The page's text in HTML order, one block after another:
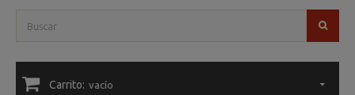
Carrito: vacío